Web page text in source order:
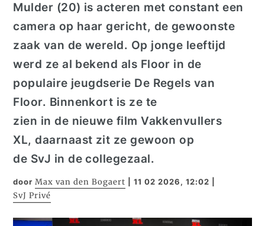
Mulder (20) isacteren met constant een
camera op haar gericht, de gewoonste
zaak van de wereld. Op jonge leeftijd
werd ze al bekend als Floor in de
populaire jeugdserie De Regels van
Floor. Binnenkort is ze te
zien in de nieuwe filmVakkenvullers
XL,daarnaast zit ze gewoonop
de SvJ in de collegezaal.
doorMax van den Bogaert |11 02 2026, 12:02
SvJ Privé